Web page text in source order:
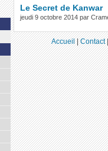
Le Secret de Kanwar
jeudi 9 octobre 2014 par
Accueil|Contact